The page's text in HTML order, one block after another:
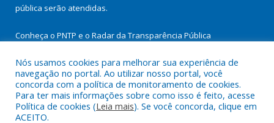
pública serão atendidas.
Conheça o PNTP e o Radar da Transparência Pública
Todos os direitos reservados a Prefeitura Municipal de
Cachoeira do Arari.
Nós usamos cookies para melhorar sua experiência de
navegação no portal. Ao utilizar nosso portal, você
concorda com a política de monitoramento de cookies.
Para ter mais informações sobre como isso é feito, acesse
Política de cookies (Leia mais). Se você concorda, clique em
ACEITO.